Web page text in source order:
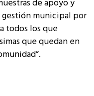
de apoyo y
gestión municipal por
todos los que
que quedan en